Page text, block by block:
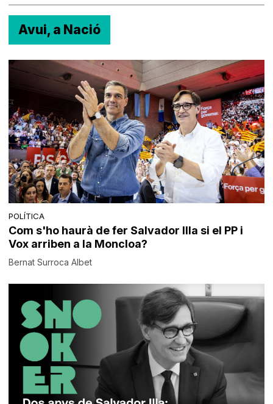
Avui, a Nació
POLÍTICA
Com s'ho haurà de fer Salvador Illa si el PP i
Vox arriben a la Moncloa?
Bernat Surroca Albet